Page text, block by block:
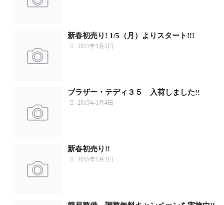
新春初売り! 1/5（月）よりスタート!!!
2015年1月5日
ブラザー・テディ３５ 入荷しました!!
2015年1月4日
新春初売り!!
2015年1月2日